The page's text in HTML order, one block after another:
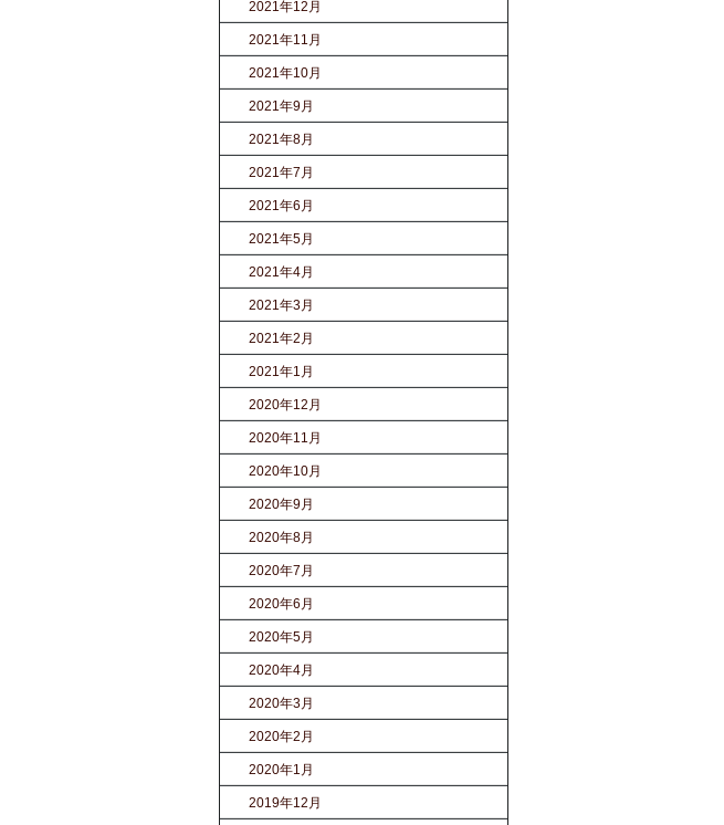
2021年12月
2021年11月
2021年10月
2021年9月
2021年8月
2021年7月
2021年6月
2021年5月
2021年4月
2021年3月
2021年2月
2021年1月
2020年12月
2020年11月
2020年10月
2020年9月
2020年8月
2020年7月
2020年6月
2020年5月
2020年4月
2020年3月
2020年2月
2020年1月
2019年12月